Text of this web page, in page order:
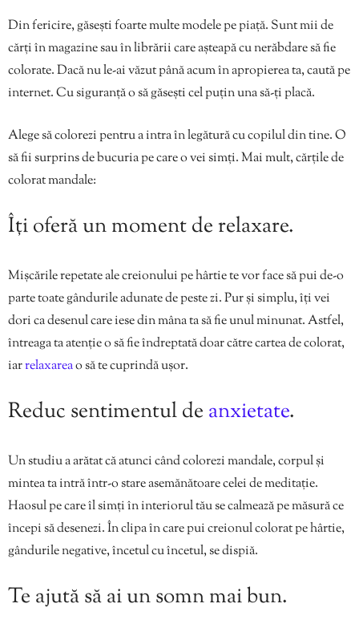
Din fericire, găsești foarte multe modele pe piață. Sunt mii de
cărți în magazine sau în librării care așteapă cu nerăbdare să fie
colorate. Dacă nu le-ai văzut până acum în apropierea ta, caută pe
internet. Cu siguranță o să găsești cel puțin una să-ți placă.
Alege să colorezi pentru a intra în legătură cu copilul din tine. O
să fii surprins de bucuria pe care o vei simți. Mai mult, cărțile de
colorat mandale:
Îți oferă un moment de relaxare.
Mișcările repetate ale creionului pe hârtie te vor face să pui de-o
parte toate gândurile adunate de peste zi. Pur și simplu, îți vei
dori ca desenul care iese din mâna ta să fie unul minunat. Astfel,
întreaga ta atenție o să fie îndreptată doar către cartea de colorat,
iarrelaxareao să te cuprindă ușor.
Reduc sentimentul de anxietate.
Un studiu a arătat că atunci când colorezi mandale, corpul și
mintea ta intră într-o stare asemănătoare celei de meditație.
Haosul pe care îl simți în interiorul tău se calmează pe măsură ce
începi să desenezi. În clipa în care pui creionul colorat pe hârtie,
gândurile negative, încetul cu încetul, se dispiă.
Te ajută să ai un somn mai bun.